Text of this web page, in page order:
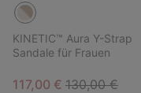
KINETIC™ Aura Y-Strap
Sandale für Frauen
Sale price:
117,00 € Regular price:
130,00 €